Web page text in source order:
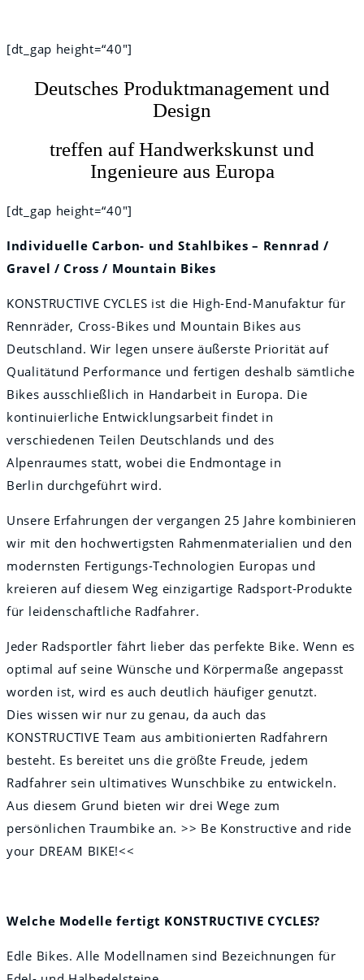
[dt_gap height=“40″]
Deutsches Produktmanagement und
Design
treffen auf Handwerkskunst und
Ingenieure aus Europa
[dt_gap height=“40″]
Individuelle Carbon- und Stahlbikes – Rennrad /
Gravel / Cross / Mountain Bikes
KONSTRUCTIVE CYCLES ist die High-End-Manufaktur für
Rennräder, Cross-Bikes und Mountain Bikes aus
Deutschland. Wir legen unsere äußerste Priorität auf
Qualitätund Performance und fertigen deshalb sämtliche
Bikes ausschließlich in Handarbeit in Europa. Die
kontinuierliche Entwicklungsarbeit findet in
verschiedenen Teilen Deutschlands und des
Alpenraumes statt, wobei die Endmontage in
Berlin durchgeführt wird.
Unsere Erfahrungen der vergangen 25 Jahre kombinieren
wir mit den hochwertigsten Rahmenmaterialien und den
modernsten Fertigungs-Technologien Europas und
kreieren auf diesem Weg einzigartige Radsport-Produkte
für leidenschaftliche Radfahrer.
Jeder Radsportler fährt lieber das perfekte Bike. Wenn es
optimal auf seine Wünsche und Körpermaße angepasst
worden ist, wird es auch deutlich häufiger genutzt.
Dies wissen wir nur zu genau, da auch das
KONSTRUCTIVE Team aus ambitionierten Radfahrern
besteht. Es bereitet uns die größte Freude, jedem
Radfahrer sein ultimatives Wunschbike zu entwickeln.
Aus diesem Grund bieten wir drei Wege zum
persönlichen Traumbike an. >> Be Konstructive and ride
your DREAM BIKE!<<
Welche Modelle fertigt KONSTRUCTIVE CYCLES?
Edle Bikes. Alle Modellnamen sind Bezeichnungen für